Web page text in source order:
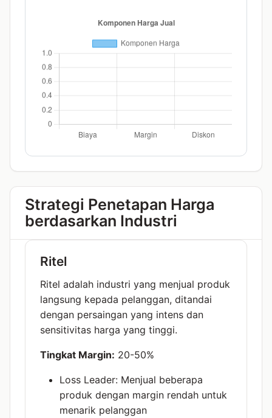
Strategi Penetapan Harga
berdasarkan Industri
Ritel
Ritel adalah industri yang menjual produk
langsung kepada pelanggan, ditandai
dengan persaingan yang intens dan
sensitivitas harga yang tinggi.
Tingkat Margin: 20-50%
Loss Leader: Menjual beberapa
produk dengan margin rendah untuk
menarik pelanggan